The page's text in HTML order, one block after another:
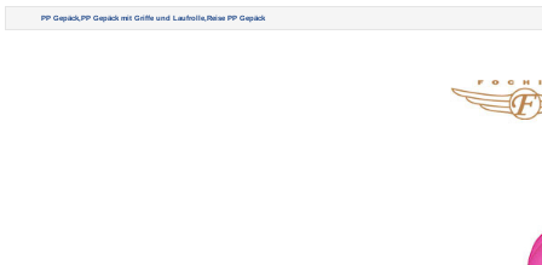
PP Gepäck,PP Gepäck mit Griffe und Laufrolle,Reise PP Gepäck